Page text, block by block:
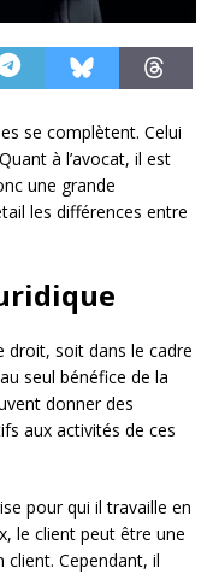
se complètent. Celui
à l’avocat, il est
une grande
les différences entre
droit, soit dans le cadre
seul bénéfice de la
donner des
aux activités de ces
pour qui il travaille en
le client peut être une
Cependant, il